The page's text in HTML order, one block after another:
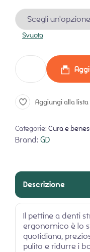
Svuota
Aggiungi alla
Categorie: Cura e
Brand:GD
Descrizione
Il pettine a denti
ergonomico è lo
quotidiana,
pulito e ridurre i